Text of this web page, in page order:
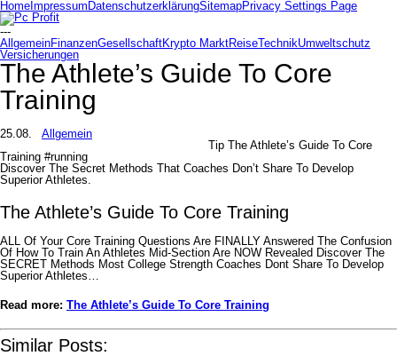
Home Impressum DatenschutzerklärungSitemapPrivacy Settings Page
---
AllgemeinFinanzenGesellschaftKrypto MarktReiseTechnikUmweltschutz
Versicherungen
The Athlete’s Guide To Core
Training
25.08.
Allgemein
Tip The Athlete’s Guide To Core
Training #running
Discover The Secret Methods That Coaches Don’t Share To Develop
Superior Athletes.
The Athlete’s Guide To Core Training
ALL Of Your Core Training Questions Are FINALLY Answered The Confusion
Of How To Train An Athletes Mid-Section Are NOW Revealed Discover The
SECRET Methods Most College Strength Coaches Dont Share To Develop
Superior Athletes…
Read more: The Athlete’s Guide To Core Training
Similar Posts: